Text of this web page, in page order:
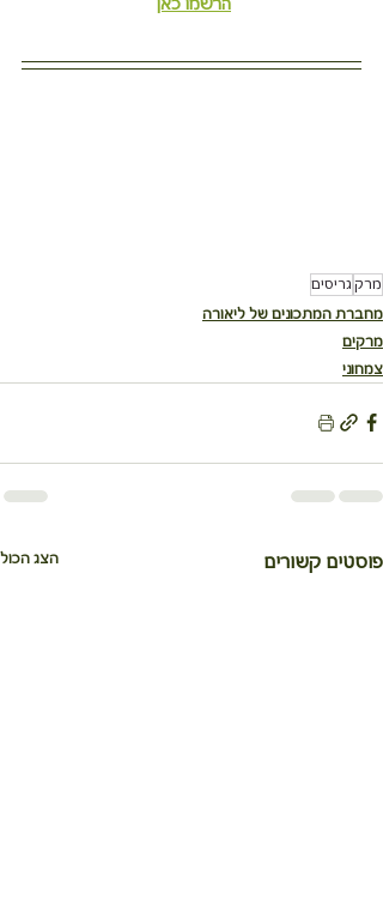
מרק גריסים
מחברת המתכונים של ליאורה
מרקים
צמחוני
פוסטים קשורים הצג הכול